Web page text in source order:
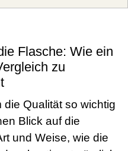
Flasche: Wie ein
zu
Qualität so wichtig
Blick auf die
und Weise, wie die